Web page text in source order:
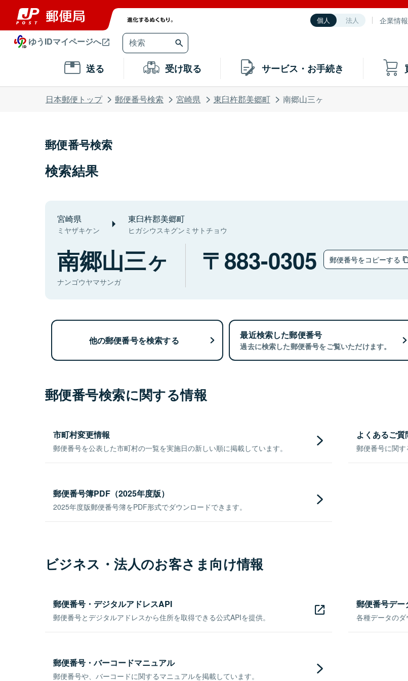
個人 法人 企業情報
ゆうIDマイページへ
送る 受け取る サービス・お手続き
日本郵便トップ 郵便番号検索 宮崎県 東臼杵郡美郷町 南郷山三ヶ
郵便番号検索
検索結果
宮崎県
ミヤザキケン
東臼杵郡美郷町
ヒガシウスキグンミサトチョウ
南郷山三ヶ
ナンゴウヤマサンガ
883-0305 郵便番号をコピーする
他の郵便番号を検索する 最近検索した郵便番号
過去に検索した郵便番号をご覧いただけます。
郵便番号検索に関する情報
市町村変更情報
郵便番号を公表した市町村の一覧を実施日の新しい順に掲載しています。
よくあるご
郵便番号に関す
郵便番号簿PDF（2025年度版）
2025年度版郵便番号簿をPDF形式でダウンロードできます。
ビジネス・法人のお客さま向け情報
郵便番号・デジタルアドレスAPI
郵便番号とデジタルアドレスから住所を取得できる公式APIを提供。
郵便番号デー
各種データのダ
郵便番号・バーコードマニュアル
郵便番号や、バーコードに関するマニュアルを掲載しています。